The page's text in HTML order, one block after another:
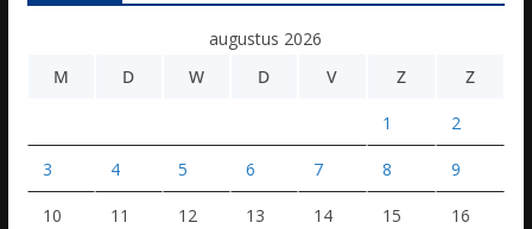
augustus 2026
M
D W D V Z Z
1 2
3 4 5 6 7 8 9
10 11 12 13 14 15 16